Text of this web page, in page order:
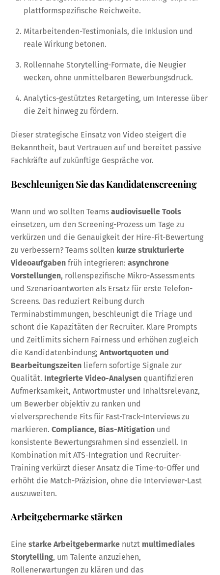
plattformspezifische Reichweite.
Mitarbeitenden-Testimonials, die Inklusion und
reale Wirkung betonen.
Rollennahe Storytelling-Formate, die Neugier
wecken, ohne unmittelbaren Bewerbungsdruck.
Analytics-gestütztes Retargeting, um Interesse über
die Zeit hinweg zu fördern.
Dieser strategische Einsatz von Video steigert die
Bekanntheit, baut Vertrauen auf und bereitet passive
Fachkräfte auf zukünftige Gespräche vor.
Beschleunigen Sie das Kandidatenscreening
Wann und wo sollten Teamsaudiovisuelle Tools
einsetzen, um den Screening-Prozess um Tage zu
verkürzen und die Genauigkeit der Hire-Fit-Bewertung
zu verbessern? Teams sollten kurze strukturierte
Videoaufgaben früh integrieren:asynchrone
Vorstellungen, rollenspezifische Mikro-Assessments
und Szenarioantworten als Ersatz für erste Telefon-
Screens. Das reduziert Reibung durch
Terminabstimmungen, beschleunigt die Triage und
schont die Kapazitäten der Recruiter. Klare Prompts
und Zeitlimits sichern Fairness und erhöhen zugleich
die Kandidatenbindung;Antwortquoten und
Bearbeitungszeiten liefern sofortige Signale zur
Qualität. Integrierte Video-Analysen quantifizieren
Aufmerksamkeit, Antwortmuster und Inhaltsrelevanz,
um Bewerber objektiv zu ranken und
vielversprechende Fits für Fast-Track-Interviews zu
markieren.Compliance, Bias-Mitigation und
konsistente Bewertungsrahmen sind essenziell. In
Kombination mit ATS-Integration und Recruiter-
Training verkürzt dieser Ansatz die Time-to-Offer und
erhöht die Match-Präzision, ohne die Interviewer-Last
auszuweiten.
Arbeitgebermarke stärken
Einestarke Arbeitgebermarke nutzt multimediales
Storytelling, um Talente anzuziehen,
Rollenerwartungen zu klären und das